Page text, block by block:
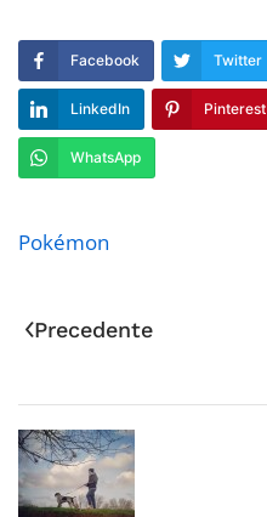
Facebook Twitter
LinkedIn Pinterest
WhatsApp
Pokémon
Precedente